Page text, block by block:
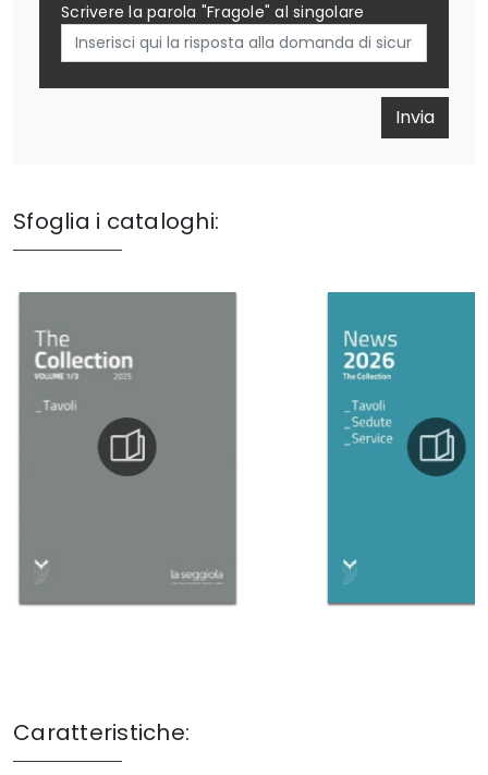
Scrivere la parola "Fragole" al singolare
Invia
Sfoglia i cataloghi:
Caratteristiche: